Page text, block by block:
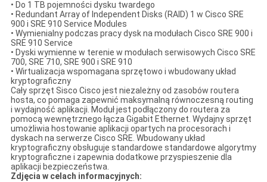
• Do 1 TB pojemności dysku twardego
• Redundant Array of Independent Disks (RAID) 1 w Cisco SRE
900 i SRE 910 Service Modules
• Wymienialny podczas pracy dysk na modułach Cisco SRE 900 i
SRE 910 Service
• Dyski wymienne w terenie w modułach serwisowych Cisco SRE
700, SRE 710, SRE 900 i SRE 910
• Wirtualizacja wspomagana sprzętowo i wbudowany układ
kryptograficzny
Cały sprzęt Sisco Cisco jest niezależny od zasobów routera
hosta, co pomaga zapewnić maksymalną równoczesną routing
i wydajność aplikacji. Moduł jest podłączony do routera za
pomocą wewnętrznego łącza Gigabit Ethernet. Wydajny sprzęt
umożliwia hostowanie aplikacji opartych na procesorach i
dyskach na serwerze Cisco SRE. Wbudowany układ
kryptograficzny obsługuje standardowe standardowe algorytmy
kryptograficzne i zapewnia dodatkowe przyspieszenie dla
aplikacji bezpieczeństwa.
Zdjęcia w celach informacyjnych: